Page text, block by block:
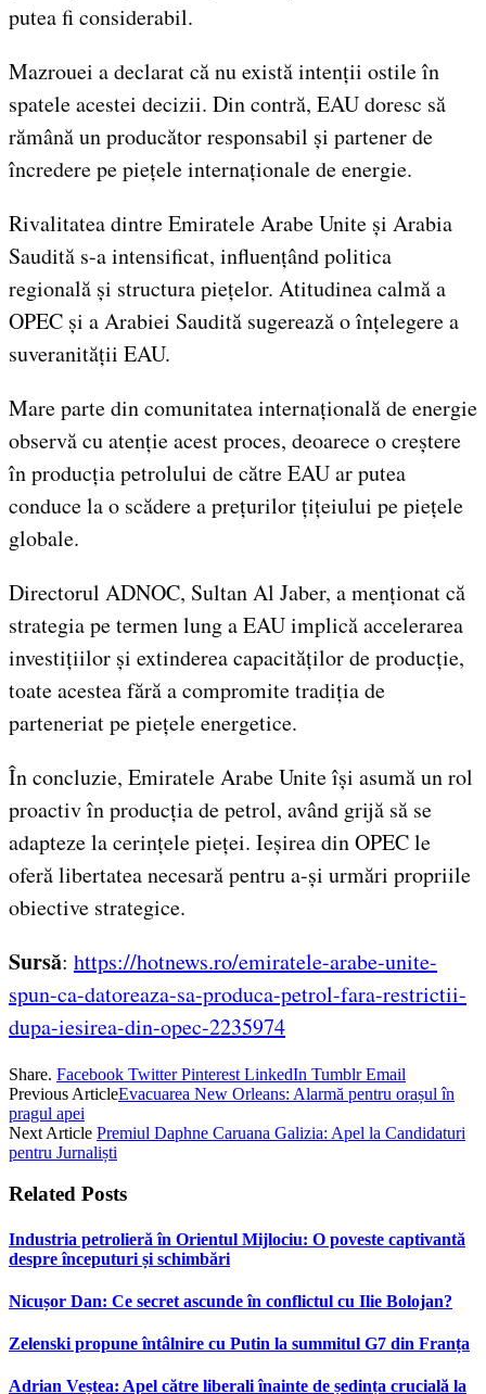
putea fi considerabil.
Mazrouei a declarat că nu există intenții ostile în
spatele acestei decizii. Din contră, EAU doresc să
rămână un producător responsabil și partener de
încredere pe piețele internaționale de energie.
Rivalitatea dintre Emiratele Arabe Unite și Arabia
Saudită s-a intensificat, influențând politica
regională și structura piețelor. Atitudinea calmă a
OPEC și a Arabiei Saudită sugerează o înțelegere a
suveranității EAU.
Mare parte din comunitatea internațională de energie
observă cu atenție acest proces, deoarece o creștere
în producția petrolului de către EAU ar putea
conduce la o scădere a prețurilor țițeiului pe piețele
globale.
Directorul ADNOC, Sultan Al Jaber, a menționat că
strategia pe termen lung a EAU implică accelerarea
investițiilor și extinderea capacităților de producție,
toate acestea fără a compromite tradiția de
parteneriat pe piețele energetice.
În concluzie, Emiratele Arabe Unite își asumă un rol
proactiv în producția de petrol, având grijă să se
adapteze la cerințele pieței. Ieșirea din OPEC le
oferă libertatea necesară pentru a-și urmări propriile
obiective strategice.
Sursă: https://hotnews.ro/emiratele-arabe-unite-
spun-ca-datoreaza-sa-produca-petrol-fara-restrictii-
dupa-iesirea-din-opec-2235974
Share. Facebook Twitter Pinterest LinkedIn Tumblr Email
Previous ArticleEvacuarea New Orleans: Alarmă pentru orașul în
pragul apei
Next Article Premiul Daphne Caruana Galizia: Apel la Candidaturi
pentru Jurnaliști
Related Posts
Industria petrolieră în Orientul Mijlociu: O poveste captivantă
despre începuturi și schimbări
Nicușor Dan: Ce secret ascunde în conflictul cu Ilie Bolojan?
Zelenski propune întâlnire cu Putin la summitul G7 din Franța
Adrian Veștea: Apel către liberali înainte de ședința crucială la